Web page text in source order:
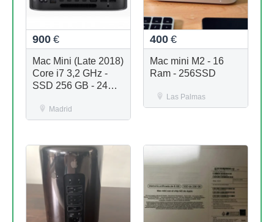
900 €
Mac Mini (Late 2018)
Core i7 3,2 GHz -
SSD 256 GB - 24GB
Madrid
400 €
Mac mini M2 - 16
Ram - 256SSD
Las Palmas